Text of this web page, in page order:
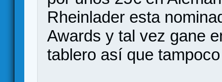
Rheinlader esta
Awards y tal vez gane
tablero así que